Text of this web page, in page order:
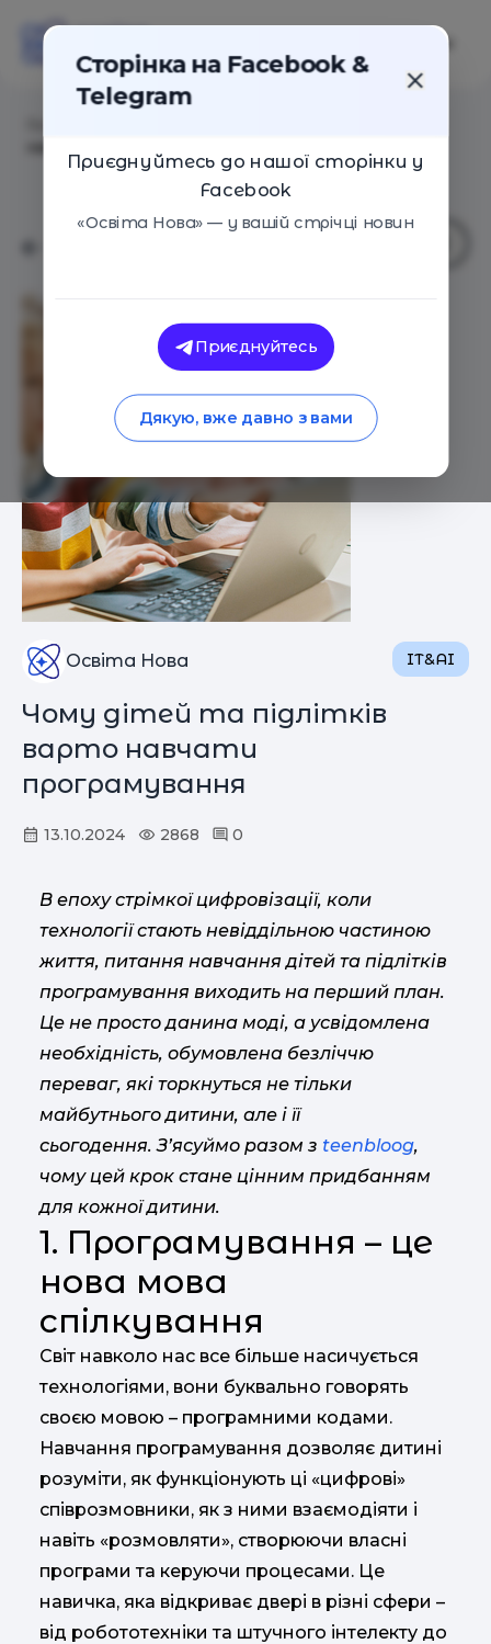
Освіта Нова IT&AI
Чому дітей та підлітків
варто навчати
програмування
13.10.2024 2868 0
В епоху стрімкої цифровізації, коли
технології стають невіддільною частиною
життя, питання навчання дітей та підлітків
програмування виходить на перший план.
Це не просто данина моді, а усвідомлена
необхідність, обумовлена ​​безліччю
переваг, які торкнуться не тільки
майбутнього дитини, але і її
сьогодення. З’ясуймо разом з teenbloog,
чому цей крок стане цінним придбанням
для кожної дитини.
1. Програмування – це
нова мова
спілкування
Світ навколо нас все більше насичується
технологіями, вони буквально говорять
своєю мовою – програмними кодами.
Навчання програмування дозволяє дитині
розуміти, як функціонують ці «цифрові»
співрозмовники, як з ними взаємодіяти і
навіть «розмовляти», створюючи власні
програми та керуючи процесами. Це
навичка, яка відкриває двері в різні сфери –
від робототехніки та штучного інтелекту до
Сторінка на Facebook &
Telegram
Приєднуйтесь до нашої сторінки у
Facebook
«Освіта Нова» — у вашій стрічці новин
Приєднуйтесь
Дякую, вже давно з вами